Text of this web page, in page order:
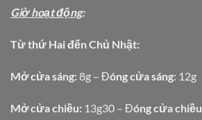
Giờ hoạt động:
Từ thứ Hai đến Chủ Nhật:
Mở cửa sáng: 8g – Đóng cửa sáng: 12g
Mở cửa chiều: 13g30 – Đóng cửa chiều